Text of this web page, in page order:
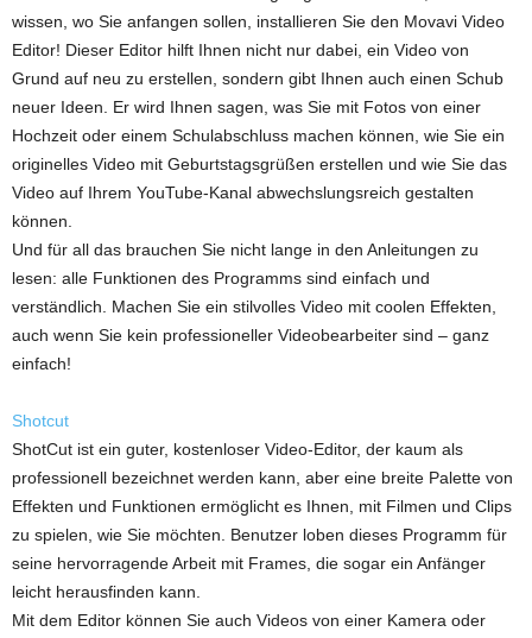
wissen, wo Sie anfangen sollen, installieren Sie den Movavi Video
Editor! Dieser Editor hilft Ihnen nicht nur dabei, ein Video von
Grund auf neu zu erstellen, sondern gibt Ihnen auch einen Schub
neuer Ideen. Er wird Ihnen sagen, was Sie mit Fotos von einer
Hochzeit oder einem Schulabschluss machen können, wie Sie ein
originelles Video mit Geburtstagsgrüßen erstellen und wie Sie das
Video auf Ihrem YouTube-Kanal abwechslungsreich gestalten
können.
Und für all das brauchen Sie nicht lange in den Anleitungen zu
lesen: alle Funktionen des Programms sind einfach und
verständlich. Machen Sie ein stilvolles Video mit coolen Effekten,
auch wenn Sie kein professioneller Videobearbeiter sind – ganz
einfach!
Shotcut
ShotCut ist ein guter, kostenloser Video-Editor, der kaum als
professionell bezeichnet werden kann, aber eine breite Palette von
Effekten und Funktionen ermöglicht es Ihnen, mit Filmen und Clips
zu spielen, wie Sie möchten. Benutzer loben dieses Programm für
seine hervorragende Arbeit mit Frames, die sogar ein Anfänger
leicht herausfinden kann.
Mit dem Editor können Sie auch Videos von einer Kamera oder